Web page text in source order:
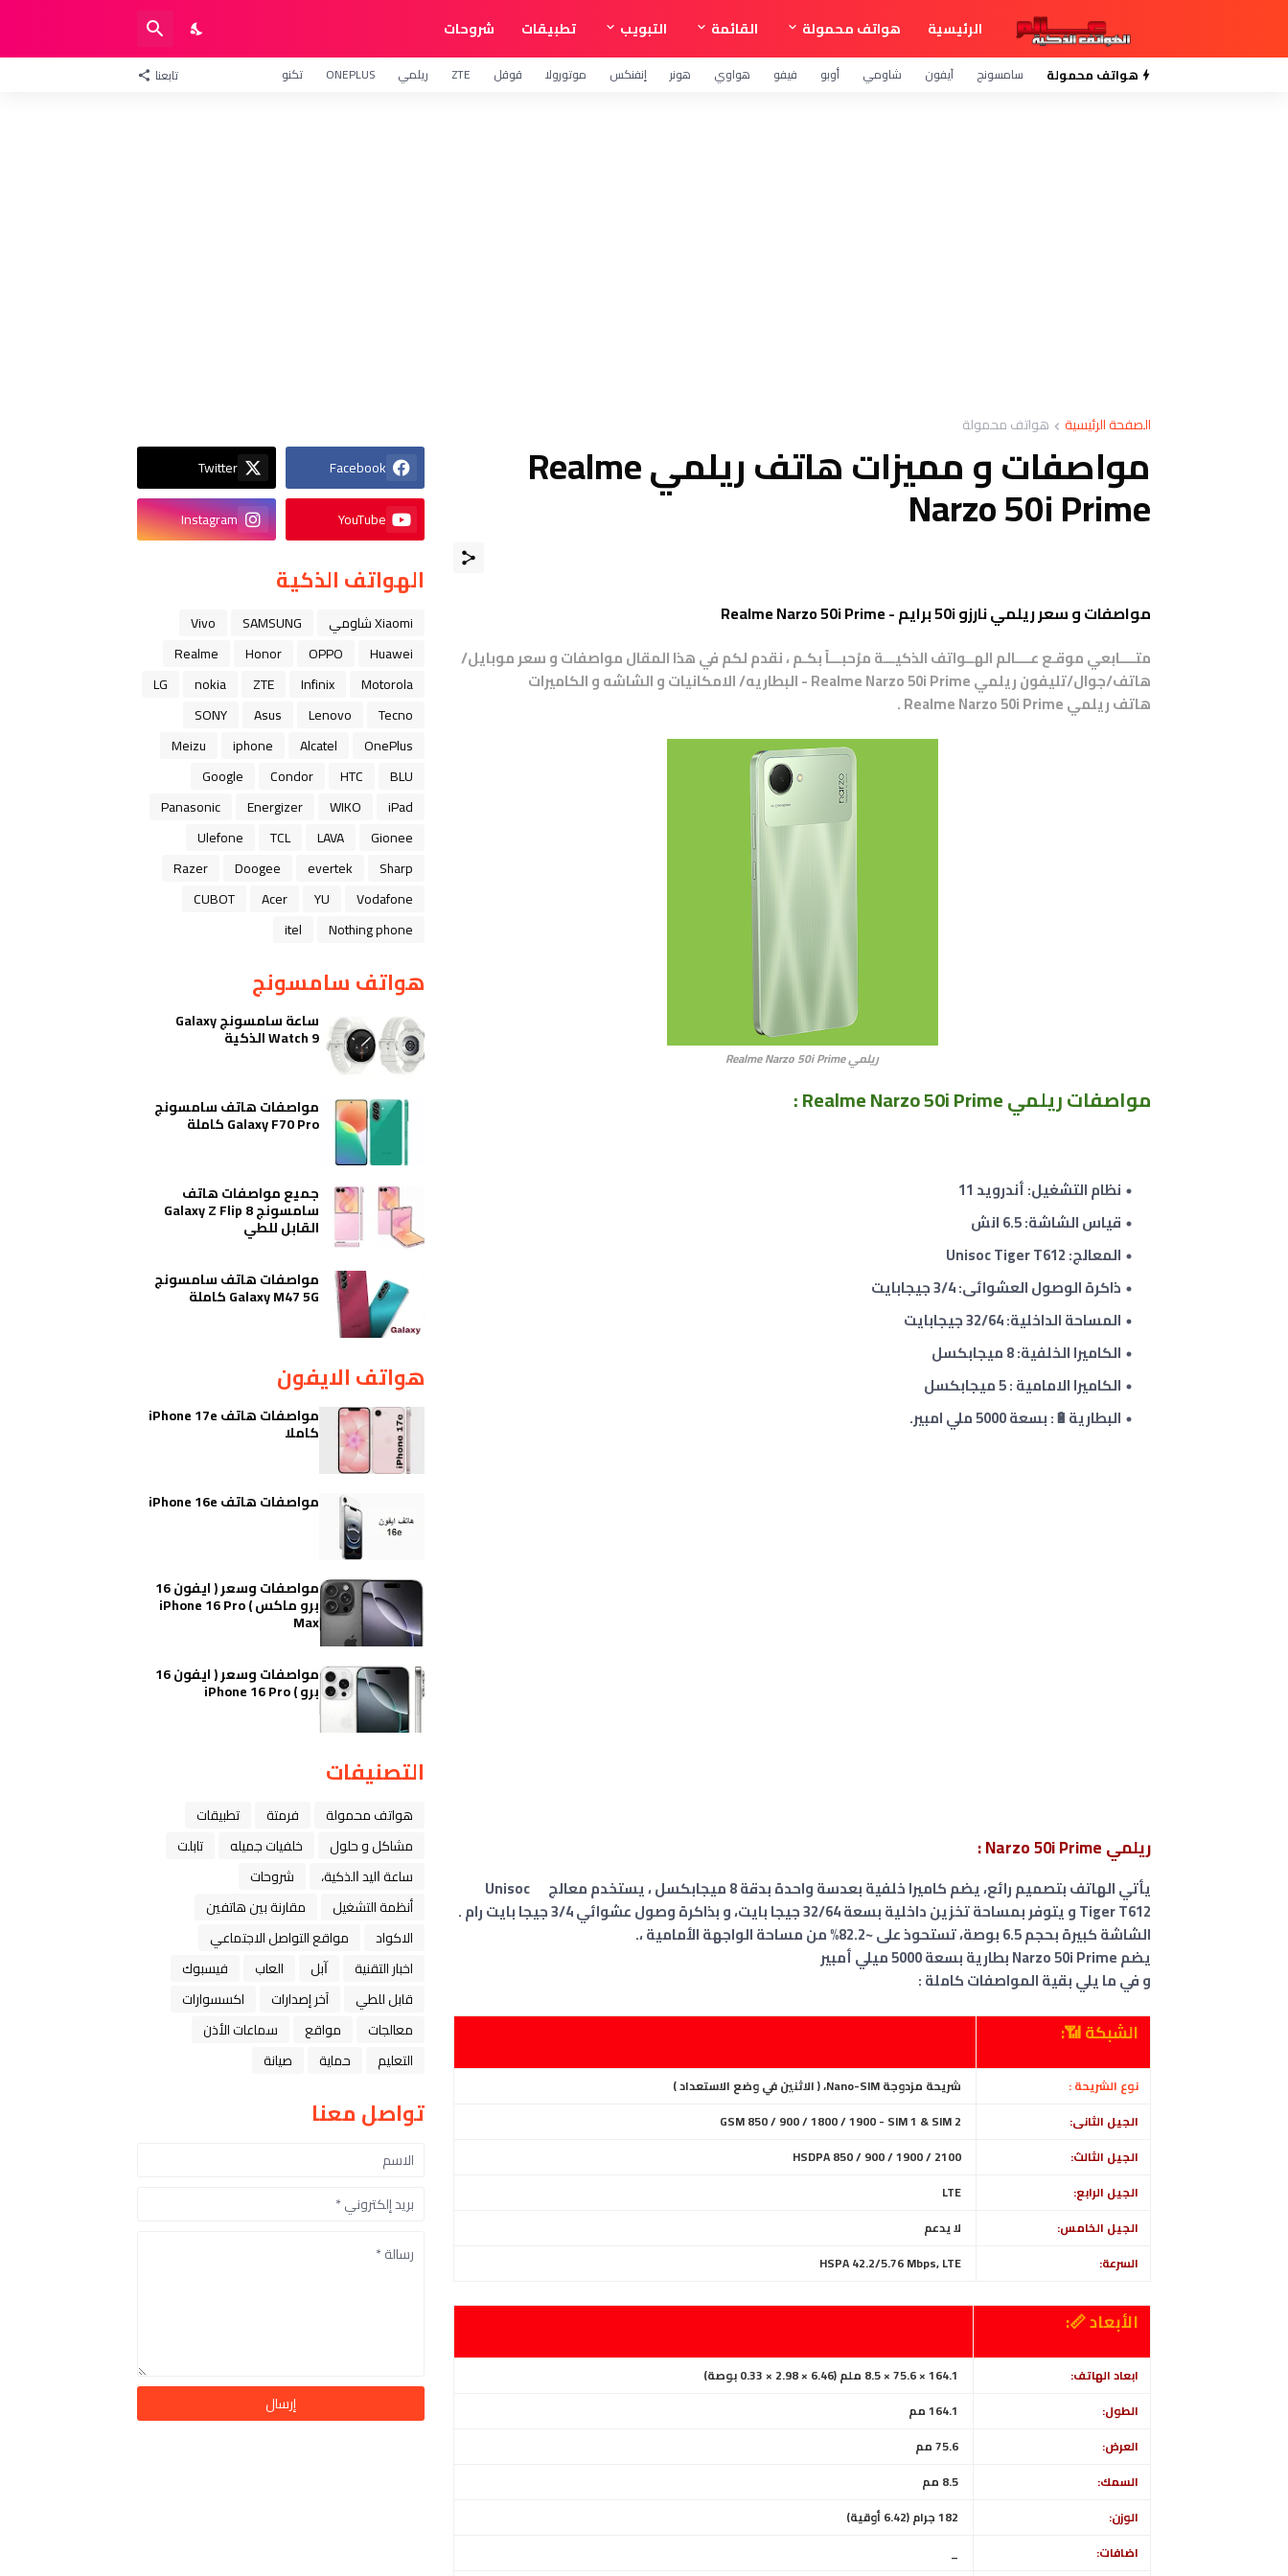
الرئيسية هواتف محمولة القائمة التبويب تطبيقات شروحات
هواتف محمولة سامسونج آيفون شاومي أوبو فيفو هواوي هونر إنفنكس موتورولا قوقل ZTE ريلمي ONEPLUS تكنو تابعنا
الصفحة الرئيسية هواتف محمولة
مواصفات و مميزات هاتف ريلمي Realme
Narzo 50i Prime
مواصفات و سعر ريلمي نارزو 50i برايم - Realme Narzo 50i Prime
متــــابعي موقـع عــــالم الهــواتف الذكيـــة مرْحبـــاً بكـم ، نقدم لكم في هذا المقال مواصفات و سعر موبايل/
هاتف/جوال/تليفون ريلمي Realme Narzo 50i Prime - البطاريه/ الامكانيات و الشاشه و الكاميرات
هاتفريلميRealme Narzo 50i Prime
.
ريلمي Realme Narzo 50i Prime
مواصفات ريلمي Realme Narzo 50i Prime :
نظام التشغيل: أندرويد 11
قياس الشاشة: 6.5 انش
المعالج: Unisoc Tiger T612
ذاكرة الوصول العشوائى: 3/4 جيجابايت
المساحة الداخلية: 32/64 جيجابايت
الكاميرا الخلفية: 8 ميجابكسل
الكاميرا الامامية : 5 ميجابكسل
البطارية🔋: بسعة 5000 ملي امبير.
ريلمي Narzo 50i Prime :
يأتي الهاتف بتصميم رائع، يضم كاميرا خلفية بعدسة واحدة بدقة 8 ميجابكسل ، يستخدم معالج
Unisoc
Tiger T612 و يتوفر بمساحة تخزين داخلية بسعة 32/64 جيجا بايت، و بذاكرة وصول عشوائي 3/4 جيجا بايت رام .
الشاشة كبيرة بحجم 6.5 بوصة، تستحوذ على ~82.2% من مساحة الواجهة الأمامية ،.
يضم Narzo 50i Prime بطارية بسعة 5000 ميلي أمبير
و في ما يلي بقية المواصفات كاملة :
الشبكة 📶:
نوع الشريحة :
شريحة مزدوجة Nano-SIM، ( الاثنين في وضع الاستعداد )
الجيل الثانى:
الجيل الثالث:
HSDPA 850 / 900 / 1900 / 2100
الجيل الرابع:
LTE
الجيل الخامس:
لايدعم
السرعة:
HSPA 42.2/5.76 Mbps, LTE
الأبعاد 📏:
ابعاد الهاتف:
الطول:
العرض:
75.6 مم
السمك:
8.5 مم
الوزن:
182 جرام (6.42 أوقية)
اضافات:
Facebook
Twitter
YouTube
Instagram
الهواتف الذكية
Xiaomi شاومي SAMSUNG
Vivo
Huawei
OPPO
Honor
Realme
Motorola
Infinix
ZTE
nokia
LG
Tecno
Lenovo
Asus
SONY
OnePlus
Alcatel
iphone
Meizu
BLU
HTC
Condor
Google
iPad
WIKO
Energizer
Panasonic
Gionee
LAVA
TCL
Ulefone
Sharp
evertek
Doogee
Razer
Vodafone
YU
Acer
CUBOT
Nothing phone
itel
هواتف سامسونج
ساعة سامسونج Galaxy
Watch 9 الذكية
مواصفات هاتف سامسونج
Galaxy F70 Pro كاملة
جميع مواصفات هاتف
سامسونج Galaxy Z Flip 8
القابل للطي
مواصفات هاتف سامسونج
Galaxy M47 5G كاملة
هواتف الايفون
مواصفات هاتف iPhone 17e
كاملا
مواصفات هاتف iPhone 16e
مواصفات وسعر ( ايفون 16
برو ماكس ) iPhone 16 Pro
Max
مواصفات وسعر ( ايفون 16
برو ) iPhone 16 Pro
التصنيفات
هواتف محمولة فرمتة
تطبيقات
مشاكل و حلول
خلفيات جميله
تابلت
ﺳﺎﻋﺔ ﺍﻟﻴﺪ ﺍﻟﺬﻛﻴﺔ،
شروحات
أنظمة التشغيل
مقارنة بين هاتفين
الاكواد
مواقع التواصل الاجتماعي
اخبار التقنية
ﺁﺑﻞ العاب
فيسبوك
قابل للطي
آخر إصدارات
اكسسوارات
معالجات
مواقع
سماعات الأذن
التعليم
حماية صيانة
تواصل معنا